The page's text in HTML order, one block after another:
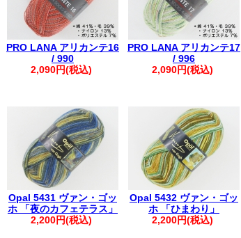
PRO LANA アリカンテ16
/ 990
2,090円(税込)
PRO LANA アリカンテ17
/ 996
2,090円(税込)
Opal 5431 ヴァン・ゴッ
ホ 「夜のカフェテラス」
2,200円(税込)
Opal 5432 ヴァン・ゴッ
ホ 「ひまわり」
2,200円(税込)